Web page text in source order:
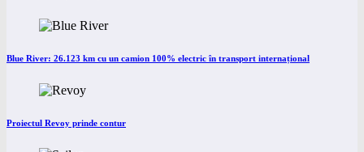
Blue River: 26.123 km cu un camion 100% electric în transport internațional
Proiectul Revoy prinde contur